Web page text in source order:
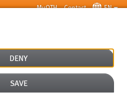
MyOTH Contact EN
NOW
DENY
SAVE